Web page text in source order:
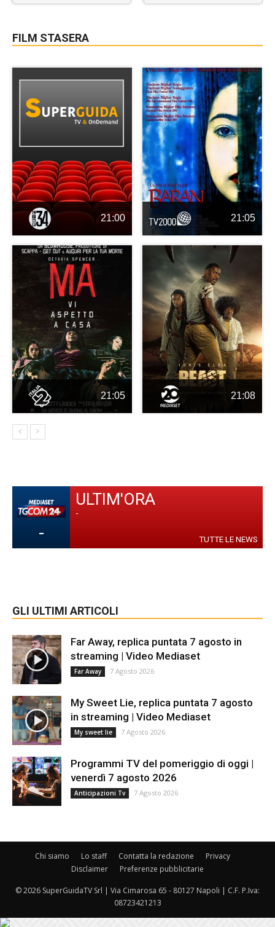
FILM STASERA
21:00 21:05
21:05 21:08
-
ULTIM'ORA
-
TUTTE LE NEWS
GLI ULTIMI ARTICOLI
Far Away, replica puntata 7 agosto in
streaming | Video Mediaset
Far Away 7 Agosto 2026
My Sweet Lie, replica puntata 7 agosto
in streaming | Video Mediaset
My sweet lie 7 Agosto 2026
Programmi TV del pomeriggio di oggi |
venerdì 7 agosto 2026
Anticipazioni Tv 7 Agosto 2026
Chi siamo Lo staff Contatta la redazione
Privacy
Disclaimer
Preferenze pubblicitarie
© 2026 SuperGuidaTV Srl | Via Cimarosa 65 - 80127 Napoli | C.F. P.Iva:
08723421213